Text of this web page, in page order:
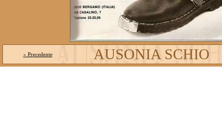
« Precedente AUSONIA SCHIO